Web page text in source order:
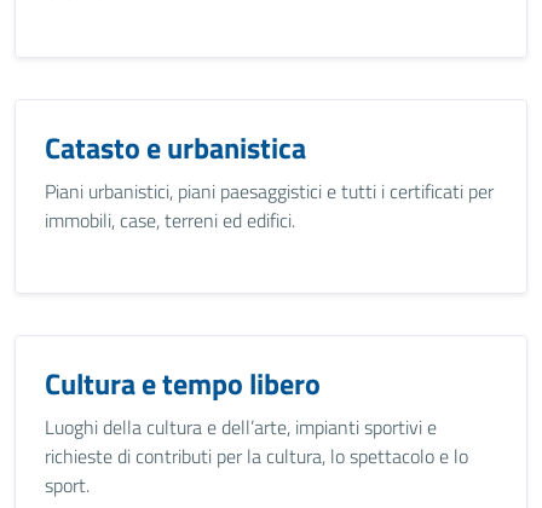
Catasto e urbanistica
Piani urbanistici, piani paesaggistici e tutti i certificati per
immobili, case, terreni ed edifici.
Cultura e tempo libero
Luoghi della cultura e dell’arte, impianti sportivi e
richieste di contributi per la cultura, lo spettacolo e lo
sport.